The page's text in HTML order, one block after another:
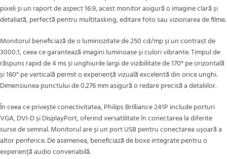
pixeli și un raport de aspect 16:9, acest monitor asigură o imagine clară și
detaliată, perfectă pentru multitasking, editare foto sau vizionarea de filme.
Monitorul beneficiază de o luminozitate de 250 cd/mp și un contrast de
3000:1, ceea ce garantează imagini luminoase și culori vibrante. Timpul de
răspuns rapid de 4 ms și unghiurile largi de vizibilitate de 170° pe orizontală
și 160° pe verticală permit o experiență vizuală excelentă din orice unghi.
Dimensiunea punctului de 0.276 mm asigură o redare precisă a detaliilor.
În ceea ce privește conectivitatea, Philips Brilliance 241P include porturi
VGA, DVI-D și DisplayPort, oferind versatilitate în conectarea la diferite
surse de semnal. Monitorul are și un port USB pentru conectarea ușoară a
altor periferice. De asemenea, beneficiază de boxe integrate pentru o
experiență audio convenabilă.